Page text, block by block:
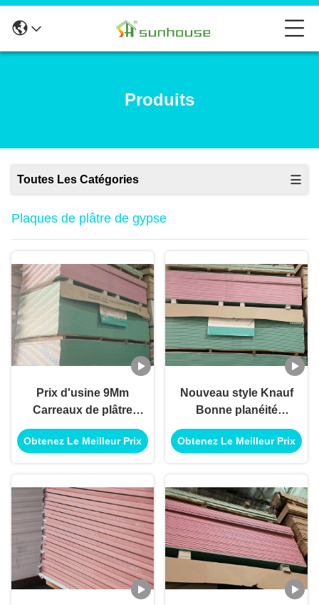
Produits
Toutes Les Catégories
Plaques de plâtre de gypse
Prix d'usine 9Mm
Carreaux de plâtre
ignifuges Carreaux de
roche résistant aux
mural
Obtenez Le Meilleur Prix
Nouveau style Knauf
Bonne planéité
Plaque de plâtre
résistante à la
utilisée pour le
plafond en plâtre
Obtenez Le Meilleur Prix